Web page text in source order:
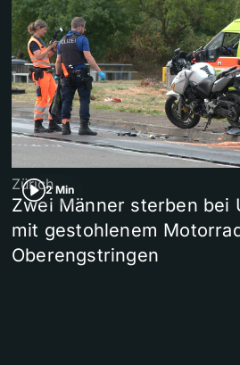
2 Min
Zürich
Zwei Männer sterben bei
mit gestohlenem
Oberengstringen